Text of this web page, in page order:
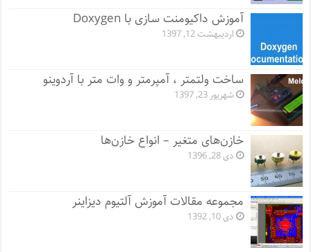
آموزش داکیومنت سازی با Doxygen
اردیبهشت 12, 1397
ساخت ولتمتر ، آمپرمتر و وات متر با آردوینو
شهریور 23, 1397
خازن‌های متغیر – انواع خازن‌ها
دی 28, 1396
مجموعه مقالات آموزش آلتیوم دیزاینر
دی 10, 1392